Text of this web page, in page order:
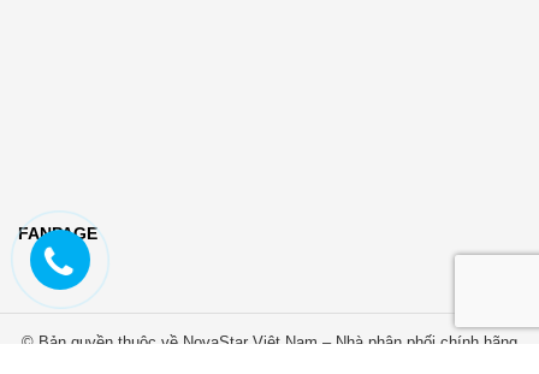
FANPAGE
© Bản quyền thuộc về NovaStar Việt Nam – Nhà phân phối chính hãng